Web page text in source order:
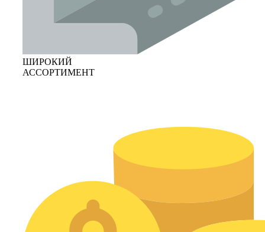
ШИРОКИЙ
АССОРТИМЕНТ